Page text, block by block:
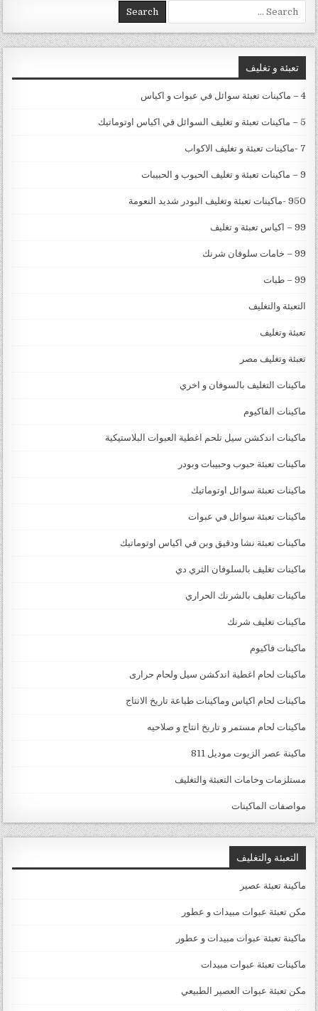
Search for:
تعبئة و تغليف
4 – ماكينات تعبئة سوائل في عبوات و اكياس
5 – ماكينات تعبئة و تغليف السوائل في اكياس اوتوماتيك
7 -ماكينات تعبئة و تغليف الاكواب
9 – ماكينات تعبئة و تغليف الحبوب و الحبيبات
950 -ماكينات تعبئة وتغليف البودر شديد النعومة
99 – اكياس تعبئة و تغليف
99 – خامات سلوفان شرنك
99 – طبات
التعبئة والتغليف
تعبئة وتغليف
تعبئة وتغليف مصر
ماكينات التغليف بالسوفان و اخري
ماكينات الفاكيوم
ماكينات اندكشن سيل تلحم اغطية العبوات البلاستيكية
ماكينات تعبئة حبوب وحبيبات وبودر
ماكينات تعبئة سوائل اوتوماتيك
ماكينات تعبئة سوائل في عبوات
ماكينات تعبئة نشا ودقيق وبن في اكياس اوتوماتيك
ماكينات تغليف بالسلوفان الثري دي
ماكينات تغليف بالشرنك الحراري
ماكينات تغليف شرنك
ماكينات فاكيوم
ماكينات لحام اغطية اندكشن سيل ولحام حرارى
ماكينات لحام اكياس وماكينات طباعة تاريخ الانتاج
ماكينات لحام مستمر و تاريخ انتاج و صلاحيه
ماكينة عصر الزيوت موديل 811
مستلزمات وخامات التعبئة والتغليف
مواصفات الماكينات
التعبئة والتغليف
ماكينة تعبئة عصير
مكن تعبئة عبوات مبيدات و عطور
ماكينة تعبئة عبوات مبيدات و عطور
ماكينات تعبئة عبوات مبيدات
مكن تعبئة عبوات العصير الطبيعي